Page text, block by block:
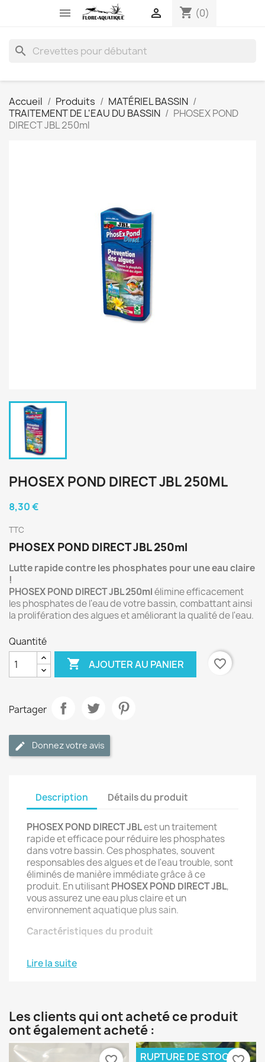
 shopping_cart (0)

search
Accueil Produits
MATÉRIEL BASSIN
TRAITEMENT DE L'EAU DU BASSIN
PHOSEX POND
DIRECT JBL 250ml
PHOSEX POND DIRECT JBL 250ML
8,30 €
TTC
PHOSEX POND DIRECT JBL 250ml
Lutte rapide contre les phosphates pour une eau claire
!
PHOSEX POND DIRECT JBL 250mlélimine efficacement
les phosphates de l'eau de votre bassin, combattant ainsi
la prolifération des algues et améliorant la qualité de l'eau.
Quantité
 AJOUTER AU PANIER favorite_border
Partager
Donnez votre avis
Description Détails du produit
PHOSEX POND DIRECT JBLest un traitement
rapide et efficace pour réduire les phosphates
dans votre bassin. Ces phosphates, souvent
responsables des algues et de l'eau trouble, sont
éliminés de manière immédiate grâce à ce
produit. En utilisantPHOSEX POND DIRECT JBL,
vous assurez une eau plus claire et un
environnement aquatique plus sain.
Caractéristiques du produit
Élimination rapide des phosphates
Améliore la clarté de l'eau: Favorise une eau
plus limpide et équilibrée.
Lire la suite
Les clients qui ont acheté ce produit
ont également acheté :
RUPTURE DE STOCK